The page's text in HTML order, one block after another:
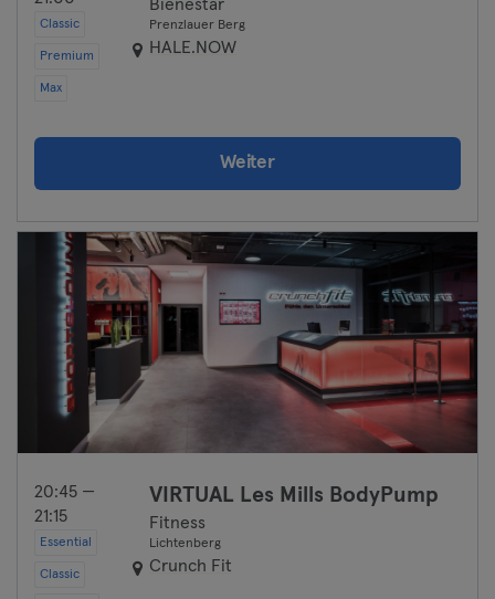
Classic
Premium
Max
Bienestar
Prenzlauer Berg
HALE.NOW
Weiter
20:45 —
21:15
Essential
Classic
VIRTUAL Les Mills BodyPump
Fitness
Lichtenberg
Crunch Fit